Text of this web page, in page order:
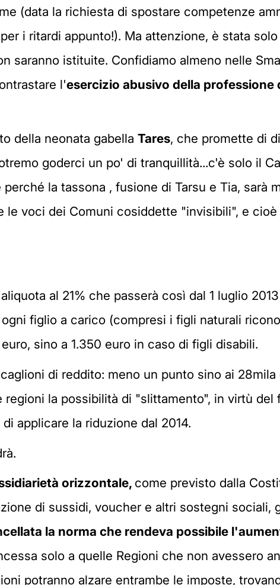
(data la richiesta di spostare competenze
i ritardi appunto!). Ma attenzione, è stata
saranno istituite. Confidiamo almeno nelle
l'esercizio abusivo della professione
della neonata gabella Tares, che promette di
goderci un po' di tranquillità...c'è solo il
la tassona , fusione di Tarsu e Tia, sarà
voci dei Comuni cosiddette "invisibili", e
al 21% che passerà così dal 1 luglio
figlio a carico (compresi i figli naturali
sino a 1.350 euro in caso di figli disabili.
di reddito: meno un punto sino ai 28mila
la possibilità di "slittamento", in virtù del
applicare la riduzione dal 2014.
à orizzontale, come previsto dalla
di sussidi, voucher e altri sostegni sociali,
la norma che rendeva possibile
solo a quelle Regioni che non avessero
potranno alzare entrambe le imposte,